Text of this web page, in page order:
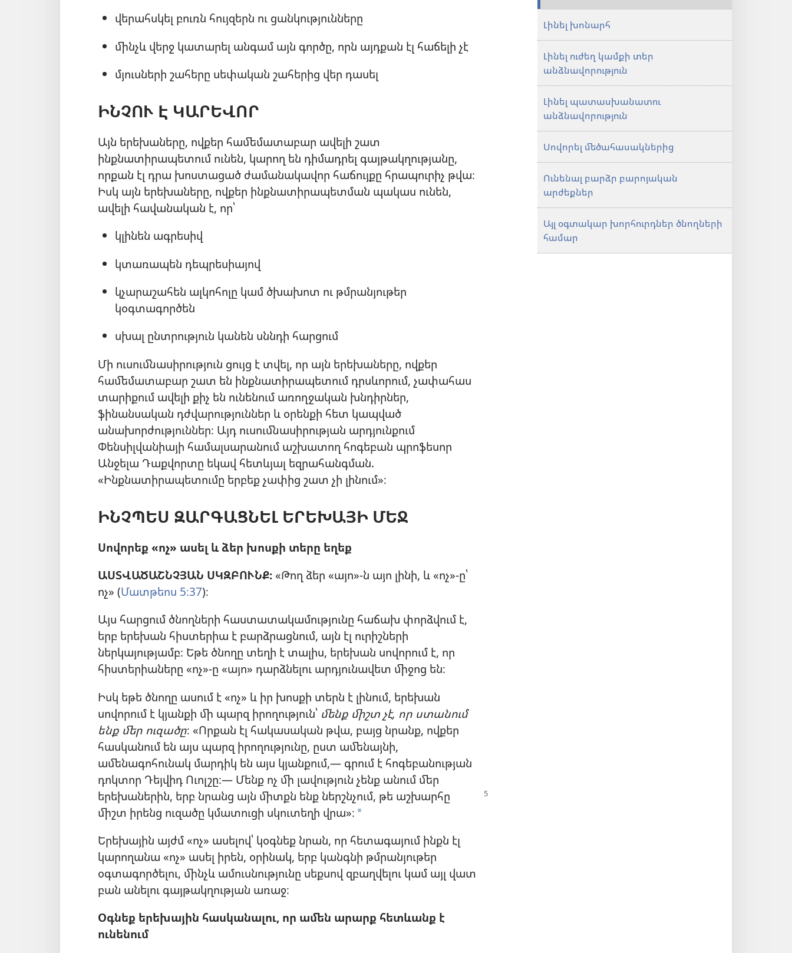
վերահսկել բուռն հույզերն ու ցանկությունները
մինչև վերջ կատարել անգամ այն գործը, որն այդքան էլ հաճելի չէ
մյուսների շահերը սեփական շահերից վեր դասել
ԻՆՉՈՒ Է ԿԱՐԵՎՈՐ
Այն երեխաները, ովքեր համեմատաբար ավելի շատ
ինքնատիրապետում ունեն, կարող են դիմադրել գայթակղությանը,
որքան էլ դրա խոստացած ժամանակավոր հաճույքը հրապուրիչ թվա։
Իսկ այն երեխաները, ովքեր ինքնատիրապետման պակաս ունեն,
ավելի հավանական է, որ՝
կլինեն ագրեսիվ
կտառապեն դեպրեսիայով
կչարաշահեն ալկոհոլը կամ ծխախոտ ու թմրանյութեր
կօգտագործեն
սխալ ընտրություն կանեն սննդի հարցում
Մի ուսումնասիրություն ցույց է տվել, որ այն երեխաները, ովքեր
համեմատաբար շատ են ինքնատիրապետում դրսևորում, չափահաս
տարիքում ավելի քիչ են ունենում առողջական խնդիրներ,
ֆինանսական դժվարություններ և օրենքի հետ կապված
անախորժություններ։ Այդ ուսումնասիրության արդյունքում
Փենսիլվանիայի համալսարանում աշխատող հոգեբան պրոֆեսոր
Անջելա Դաքվորտը եկավ հետևյալ եզրահանգման.
«Ինքնատիրապետումը երբեք չափից շատ չի լինում»։
ԻՆՉՊԵՍ ԶԱՐԳԱՑՆԵԼ ԵՐԵԽԱՅԻ ՄԵՋ
Սովորեք «ոչ» ասել և ձեր խոսքի տերը եղեք
ԱՍՏՎԱԾԱՇՆՉՅԱՆ ՍԿԶԲՈՒՆՔ։ «Թող ձեր «այո»-ն այո լինի, և «ոչ»-ը՝
ոչ» (Մատթեոս 5։37)։
Այս հարցում ծնողների հաստատակամությունը հաճախ փորձվում է,
երբ երեխան հիստերիա է բարձրացնում, այն էլ ուրիշների
ներկայությամբ։ Եթե ծնողը տեղի է տալիս, երեխան սովորում է, որ
հիստերիաները «ոչ»-ը «այո» դարձնելու արդյունավետ միջոց են։
Իսկ եթե ծնողը ասում է «ոչ» և իր խոսքի տերն է լինում, երեխան
սովորում է կյանքի մի պարզ իրողություն՝ մենք միշտ չէ, որ ստանում
ենք մեր ուզածը։ «Որքան էլ հակասական թվա, բայց նրանք, ովքեր
հասկանում են այս պարզ իրողությունը, ըստ ամենայնի,
ամենագոհունակ մարդիկ են այս կյանքում,— գրում է հոգեբանության
դոկտոր Դեյվիդ Ուոլշը։— Մենք ոչ մի լավություն չենք անում մեր
երեխաներին, երբ նրանց այն միտքն ենք ներշնչում, թե աշխարհը
միշտ իրենց ուզածը կմատուցի սկուտեղի վրա»։ a
Երեխային այժմ «ոչ» ասելով՝ կօգնեք նրան, որ հետագայում ինքն էլ
կարողանա «ոչ» ասել իրեն, օրինակ, երբ կանգնի թմրանյութեր
օգտագործելու, մինչև ամուսնությունը սեքսով զբաղվելու կամ այլ վատ
բան անելու գայթակղության առաջ։
Օգնեք երեխային հասկանալու, որ ամեն արարք հետևանք է
ունենում
Լինել խոնարհ
Լինել ուժեղ կամքի տեր
անձնավորություն
Լինել պատասխանատու
անձնավորություն
Սովորել մեծահասակներից
Ունենալ բարձր բարոյական
արժեքներ
Այլ օգտակար խորհուրդներ ծնողների
համար